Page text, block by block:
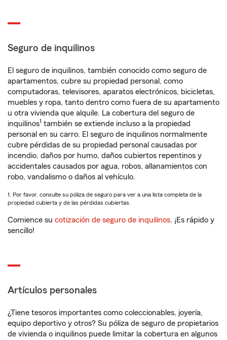
Seguro de inquilinos
El seguro de inquilinos, también conocido como seguro de
apartamentos, cubre su propiedad personal, como
computadoras, televisores, aparatos electrónicos, bicicletas,
muebles y ropa, tanto dentro como fuera de su apartamento
u otra vivienda que alquile. La cobertura del seguro de
inquilinos1 también se extiende incluso a la propiedad
personal en su carro. El seguro de inquilinos normalmente
cubre pérdidas de su propiedad personal causadas por
incendio, daños por humo, daños cubiertos repentinos y
accidentales causados por agua, robos, allanamientos con
robo, vandalismo o daños al vehículo.
1. Por favor, consulte su póliza de seguro para ver a una lista completa de la
propiedad cubierta y de las pérdidas cubiertas.
Comience su cotización de seguro de inquilinos. ¡Es rápido y
sencillo!
Artículos personales
¿Tiene tesoros importantes como coleccionables, joyería,
equipo deportivo y otros? Su póliza de seguro de propietarios
de vivienda o inquilinos puede limitar la cobertura en algunos